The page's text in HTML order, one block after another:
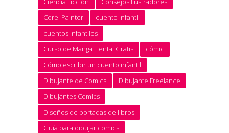
Corel Painter
cuento infantil
cuentos infantiles
Curso de Manga Hentai Gratis
cómic
Cómo escribir un cuento infantil
Dibujante de Comics
Dibujante Freelance
Dibujantes Comics
Diseños de portadas de libros
Guía para dibujar comics